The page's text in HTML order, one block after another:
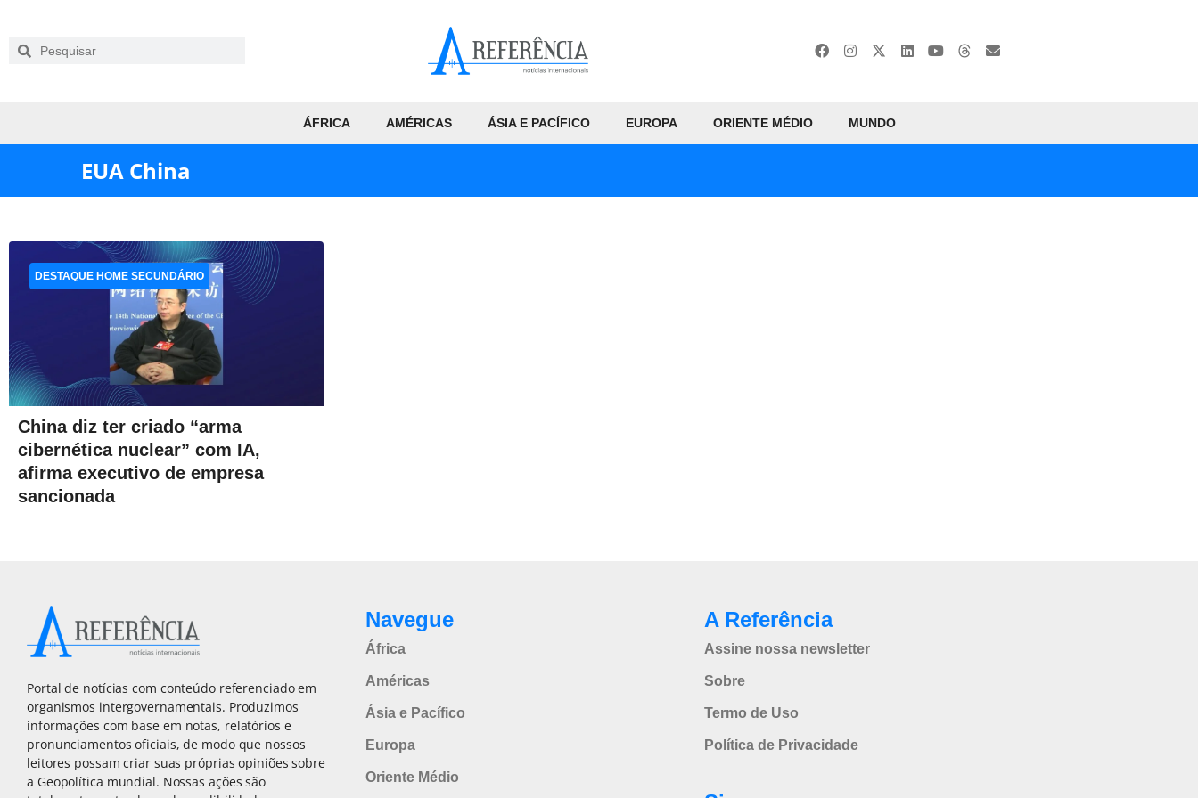
ÁFRICA AMÉRICAS ÁSIA E PACÍFICO EUROPA ORIENTE MÉDIO MUNDO
EUA China
China diz ter criado “arma
cibernética nuclear” com IA,
afirma executivo de empresa
sancionada
DESTAQUE HOME SECUNDÁRIO
Portal de notícias com conteúdo referenciado em
organismos intergovernamentais. Produzimos
informações com base em notas, relatórios e
pronunciamentos oficiais, de modo que nossos
leitores possam criar suas próprias opiniões sobre
a Geopolítica mundial. Nossas ações são
Navegue
África
Américas
Ásia e Pacífico
Europa
Oriente Médio
A Referência
Assine nossa newsletter
Sobre
Termo de Uso
Política de Privacidade